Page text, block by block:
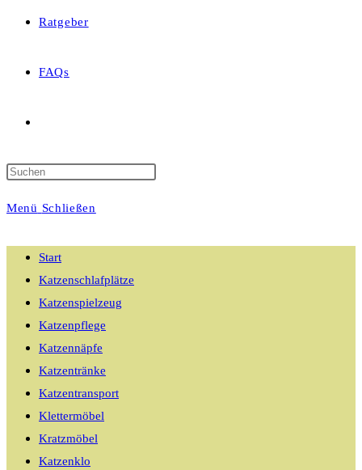
Ratgeber
FAQs
Suche
Menü Schließen
Start
Katzenschlafplätze
Katzenspielzeug
Katzenpflege
Katzennäpfe
Katzentränke
Katzentransport
Klettermöbel
Kratzmöbel
Katzenklo